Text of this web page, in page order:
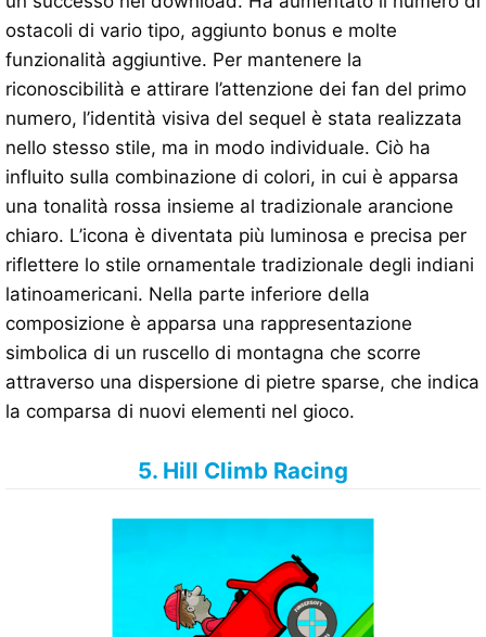
ostacoli di vario tipo, aggiunto bonus e molte
funzionalità aggiuntive. Per mantenere la
riconoscibilità e attirare l’attenzione dei fan del primo
numero, l’identità visiva del sequel è stata realizzata
nello stesso stile, ma in modo individuale. Ciò ha
influito sulla combinazione di colori, in cui è apparsa
una tonalità rossa insieme al tradizionale arancione
chiaro. L’icona è diventata più luminosa e precisa per
riflettere lo stile ornamentale tradizionale degli indiani
latinoamericani. Nella parte inferiore della
composizione è apparsa una rappresentazione
simbolica di un ruscello di montagna che scorre
attraverso una dispersione di pietre sparse, che indica
la comparsa di nuovi elementi nel gioco.
5. Hill Climb Racing